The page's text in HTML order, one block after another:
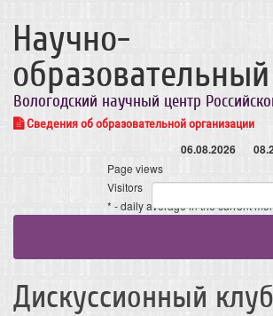
Научно-
Вологодский научный центр
Сведения об образовательной организации
06.08.2026
Page views
Visitors
* - daily average in the current
Дискуссионный клуб